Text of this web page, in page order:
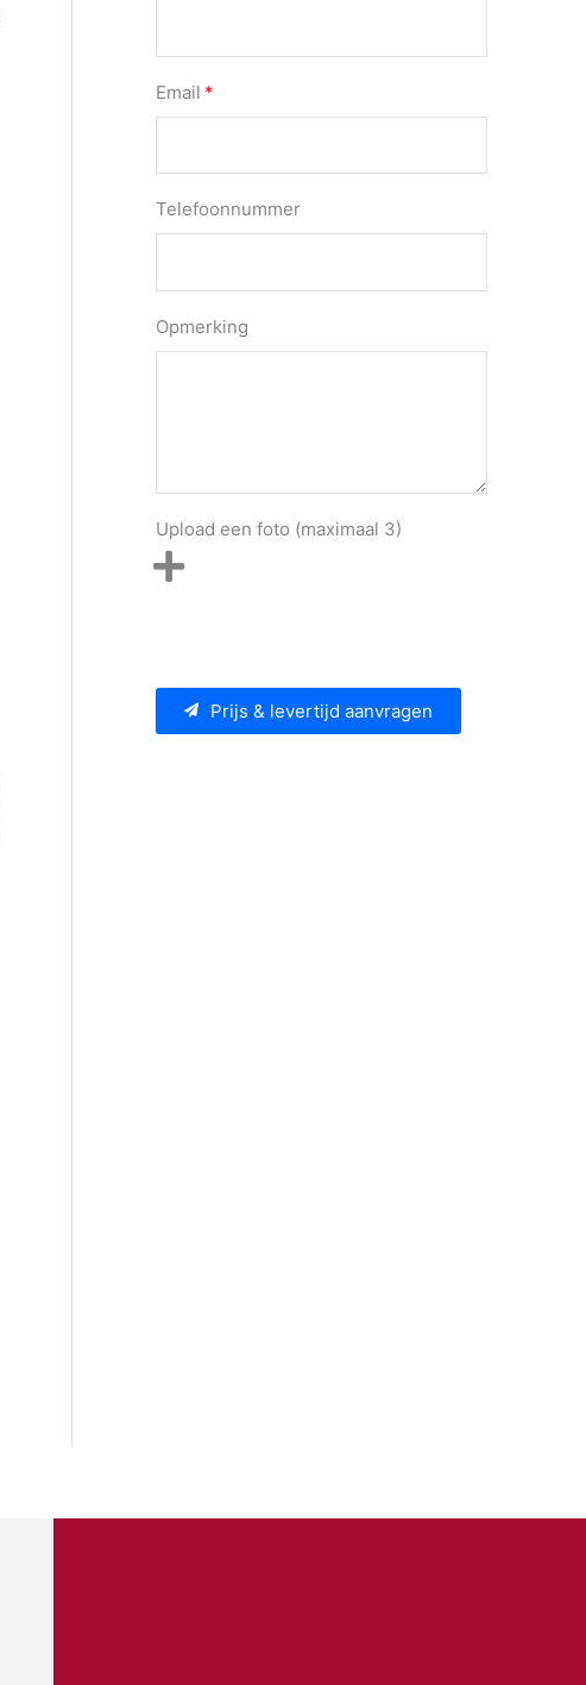
Email
Telefoonnummer
Opmerking
Upload een foto (maximaal 3)
Prijs & levertijd aanvragen